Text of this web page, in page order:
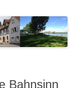
Bahnsinn